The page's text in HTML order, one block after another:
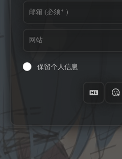
保留个人信息